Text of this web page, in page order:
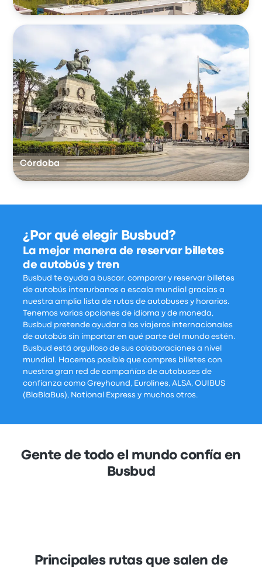
Córdoba
¿Por qué elegir Busbud?
La mejor manera de reservar billetes
de autobús y tren
Busbud te ayuda a buscar, comparar y reservar billetes
de autobús interurbanos a escala mundial gracias a
nuestra amplia lista de rutas de autobuses y horarios.
Tenemos varias opciones de idioma y de moneda,
Busbud pretende ayudar a los viajeros internacionales
de autobús sin importar en qué parte del mundo estén.
Busbud está orgulloso de sus colaboraciones a nivel
mundial. Hacemos posible que compres billetes con
nuestra gran red de compañías de autobuses de
confianza como Greyhound, Eurolines, ALSA, OUIBUS
(BlaBlaBus), National Express y muchos otros.
Gente de todo el mundo confía en
Busbud
Principales rutas que salen de